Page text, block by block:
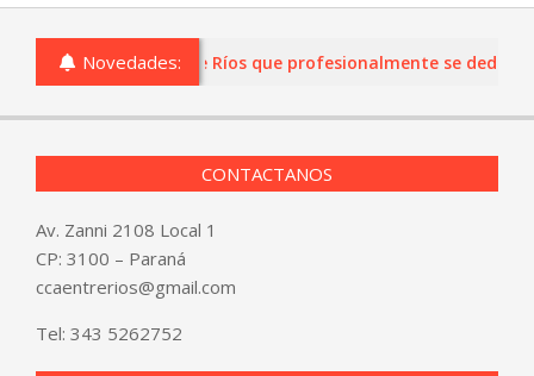
Novedades:
o comercios de Entre Ríos que profesionalmente se
CONTACTANOS
Av. Zanni 2108 Local 1
CP: 3100 – Paraná
ccaentrerios@gmail.com
Tel: 343 5262752